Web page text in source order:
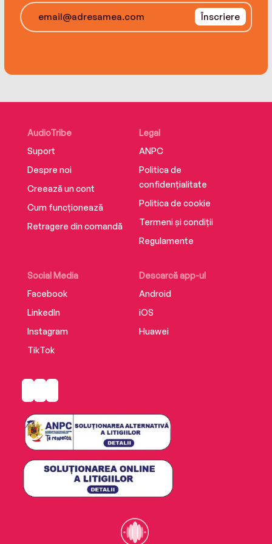
Înscriere
AudioTribe
Suport
Despre noi
Creează un cont
Cum funcționează
Retragere din comandă
Social Media
Facebook
LinkedIn
Instagram
TikTok
Descarcă app-ul
Android
iOS
Huawei
Legal
ANPC
Politica de
confidențialitate
Politica de cookie
Termeni și condiții
Regulamente